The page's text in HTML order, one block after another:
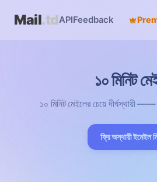
Mail.tdAPIFeedback
১০ মিনিট
১০ মিনিট মেইলের চেয়ে দীর্ঘস্থায়ী
ফ্রি অস্থায়ী ইমেইল